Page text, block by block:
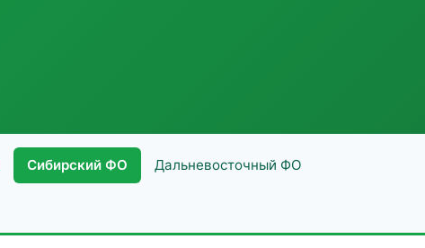
Сибирский ФО Дальневосточный ФО